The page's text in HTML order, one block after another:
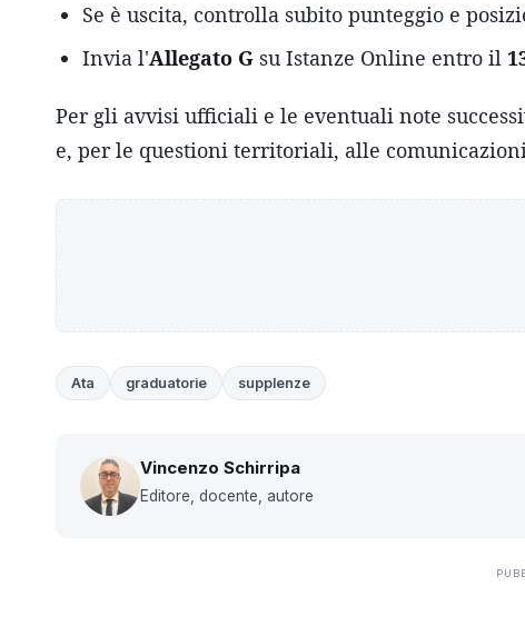
Se è uscita, controlla subito punteggio e
Invia l'Allegato G su Istanze Online entro il
Per gli avvisi ufficiali e le eventuali note
e, per le questioni territoriali, alle
Ata graduatorie supplenze
Vincenzo Schirripa
Editore, docente, autore